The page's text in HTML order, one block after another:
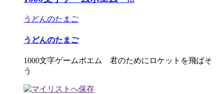
うどんのたまご
うどんのたまご
1000文字ゲームポエム 君のためにロケットを飛ばそ
う